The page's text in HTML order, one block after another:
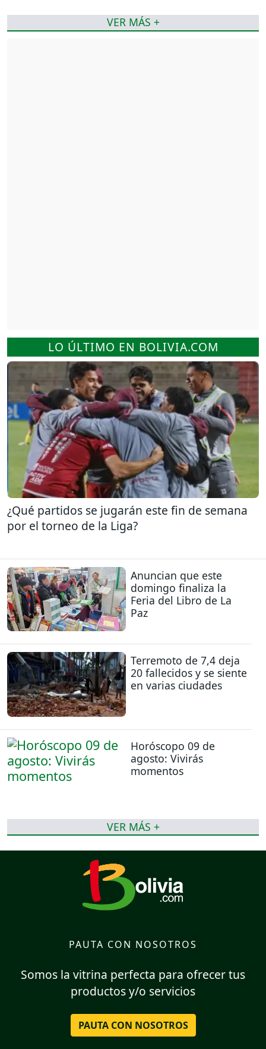
LO ÚLTIMO EN BOLIVIA.COM
¿Qué partidos se jugarán este fin de semana
por el torneo de la Liga?
Anuncian que este
domingo finaliza la
Feria del Libro de La
Paz
Terremoto de 7,4 deja
20 fallecidos y se siente
en varias ciudades
Horóscopo 09 de
agosto: Vivirás
momentos
VER MÁS +
VER MÁS +
PAUTA CON NOSOTROS
Somos la vitrina perfecta para ofrecer tus
productos y/o servicios
PAUTA CON NOSOTROS